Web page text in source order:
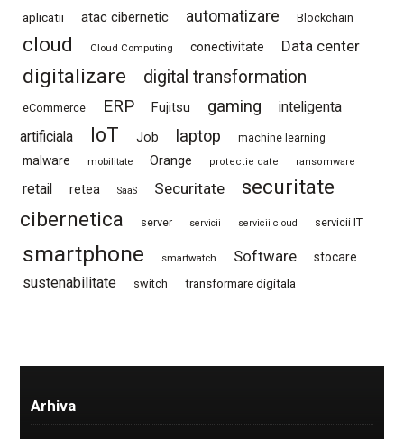
aplicatii atac cibernetic automatizare Blockchain
cloud Cloud Computing conectivitate Data center
digitalizare digital transformation
eCommerce ERP Fujitsu gaming
inteligenta
artificiala
IoT Job laptop machine learning
malware mobilitate Orange protectie date ransomware
retail retea SaaS Securitate
securitate
cibernetica
server servicii servicii cloud servicii IT
smartphone smartwatch Software stocare
sustenabilitate switch transformare digitala
Arhiva